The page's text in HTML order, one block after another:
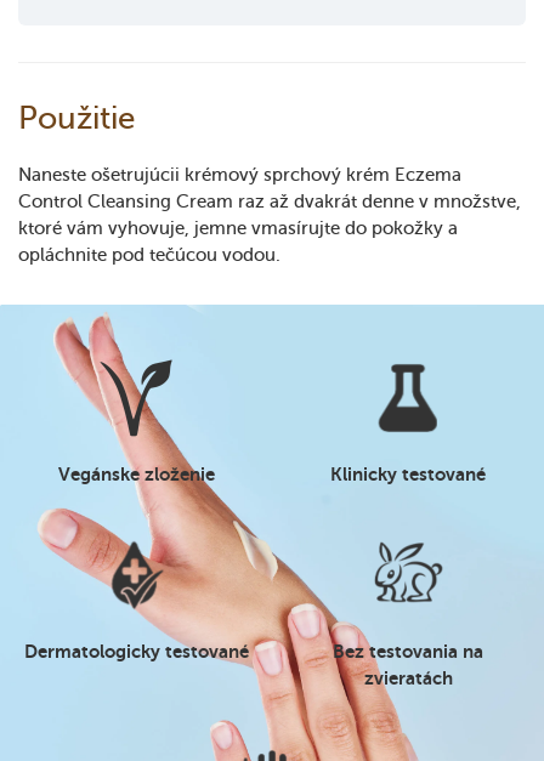
Použitie
Naneste ošetrujúcii krémový sprchový krém Eczema
Control Cleansing Cream raz až dvakrát denne v množstve,
ktoré vám vyhovuje, jemne vmasírujte do pokožky a
opláchnite pod tečúcou vodou.
Vegánske zloženie Klinicky testované
Dermatologicky testované
Bez testovania na
zvieratách